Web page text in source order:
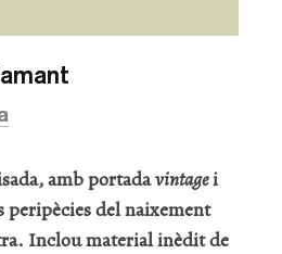
amb portadavintagei
peripècies del naixement
Inclou material inèdit de